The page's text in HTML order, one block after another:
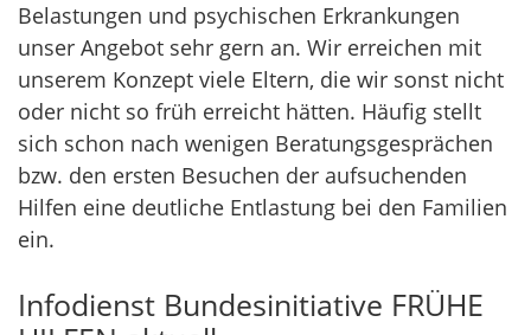
Belastungen und psychischen Erkrankungen
unser Angebot sehr gern an. Wir erreichen mit
unserem Konzept viele Eltern, die wir sonst nicht
oder nicht so früh erreicht hätten. Häufig stellt
sich schon nach wenigen Beratungsgesprächen
bzw. den ersten Besuchen der aufsuchenden
Hilfen eine deutliche Entlastung bei den Familien
ein.
Infodienst Bundesinitiative FRÜHE